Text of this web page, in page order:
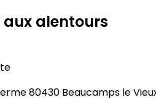
aux alentours
80430 Beaucamps le